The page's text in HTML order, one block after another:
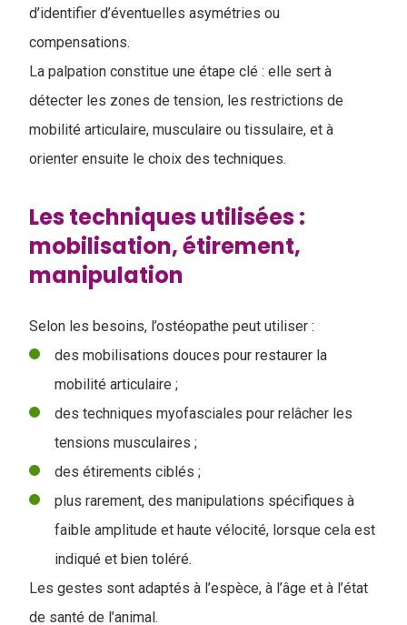
d’identifier d’éventuelles asymétries ou
compensations.
La palpation constitue une étape clé : elle sert à
détecter les zones de tension, les restrictions de
mobilité articulaire, musculaire ou tissulaire, et à
orienter ensuite le choix des techniques.
Les techniques utilisées :
mobilisation, étirement,
manipulation
Selon les besoins, l’ostéopathe peut utiliser :
des mobilisations douces pour restaurer la
mobilité articulaire ;
des techniques myofasciales pour relâcher les
tensions musculaires ;
des étirements ciblés ;
plus rarement, des manipulations spécifiques à
faible amplitude et haute vélocité, lorsque cela est
indiqué et bien toléré.
Les gestes sont adaptés à l’espèce, à l’âge et à l’état
de santé de l’animal.